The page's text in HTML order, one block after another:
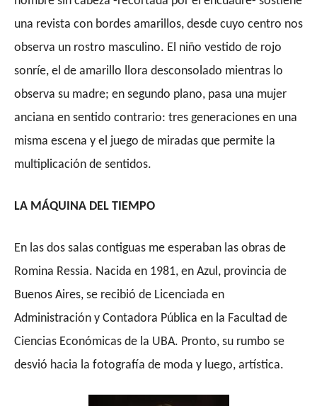
una revista con bordes amarillos, desde cuyo centro nos
observa un rostro masculino. El niño vestido de rojo
sonríe, el de amarillo llora desconsolado mientras lo
observa su madre; en segundo plano, pasa una mujer
anciana en sentido contrario: tres generaciones en una
misma escena y el juego de miradas que permite la
multiplicación de sentidos.
LA MÁQUINA DEL TIEMPO
En las dos salas contiguas me esperaban las obras de
Romina Ressia. Nacida en 1981, en Azul, provincia de
Buenos Aires, se recibió de Licenciada en
Administración y Contadora Pública en la Facultad de
Ciencias Económicas de la UBA. Pronto, su rumbo se
desvió hacia la fotografía de moda y luego, artística.